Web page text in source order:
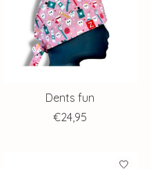
Dents fun
€24,95